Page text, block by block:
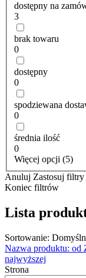
dostępny na
3
brak towaru
0
dostępny
0
spodziewana
0
średnia ilość
0
Więcej opcji (5)
Anuluj Zastosuj filtry
Koniec filtrów
Lista
Sortowanie:
Nazwa produktu: od
najwyższej
Strona